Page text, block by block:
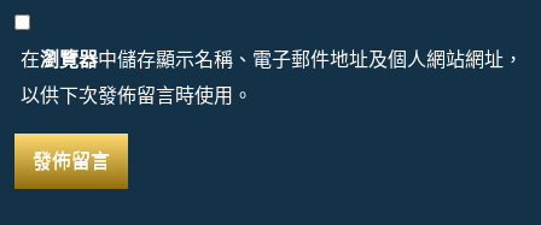
在瀏覽器中儲存顯示名稱、電子郵件地址及個人網站網址，
以供下次發佈留言時使用。